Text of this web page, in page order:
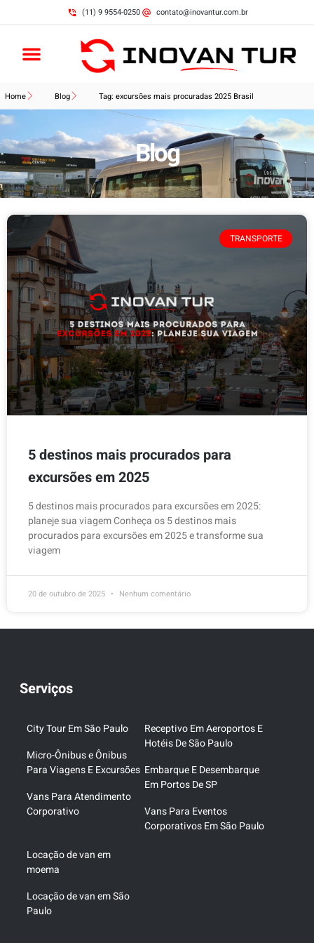
(11) 9 9554-0250 contato@inovantur.com.br
Home Blog Tag: excursões mais procuradas 2025 Brasil
Blog
TRANSPORTE
5 destinos mais procurados para
excursões em 2025
5 destinos mais procurados para excursões em 2025:
planeje sua viagem Conheça os 5 destinos mais
procurados para excursões em 2025 e transforme sua
viagem
20 de outubro de 2025 Nenhum comentário
Serviços
City Tour Em São Paulo
Micro-Ônibus e Ônibus
Para Viagens E Excursões
Vans Para Atendimento
Corporativo
Receptivo Em Aeroportos E
Hotéis De São Paulo
Embarque E Desembarque
Em Portos De SP
Vans Para Eventos
Corporativos Em São Paulo
Locação de van em
moema
Locação de van em São
Paulo